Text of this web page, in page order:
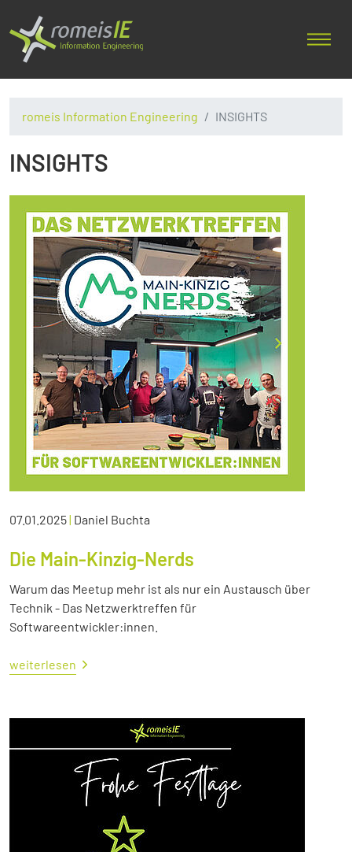
romeis Information Engineering INSIGHTS
INSIGHTS
07.01.2025| Daniel Buchta
Die Main-Kinzig-Nerds
Warum das Meetup mehr ist als nur ein Austausch über
Technik - Das Netzwerktreffen für
Softwareentwickler:innen.
weiterlesen